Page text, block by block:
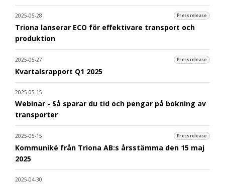
2025-05-28 Pressrelease
Triona lanserar ECO för effektivare transport och
produktion
2025-05-27 Pressrelease
Kvartalsrapport Q1 2025
2025-05-15
Webinar - Så sparar du tid och pengar på bokning av
transporter
2025-05-15 Pressrelease
Kommuniké från Triona AB:s årsstämma den 15 maj
2025
2025-04-30